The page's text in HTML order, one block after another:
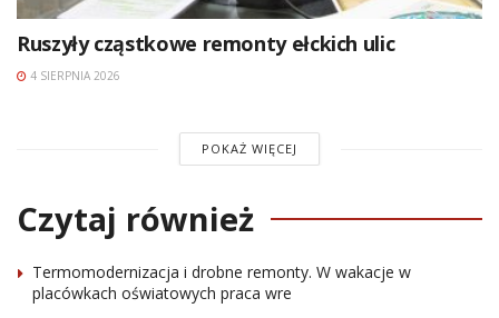
Ruszyły cząstkowe remonty ełckich ulic
4 SIERPNIA 2026
POKAŻ WIĘCEJ
Czytaj również
Termomodernizacja i drobne remonty. W wakacje w
placówkach oświatowych praca wre